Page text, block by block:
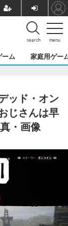
menu
search
ーム 家庭用ゲー
ッド・オン
じさんは早
・画像